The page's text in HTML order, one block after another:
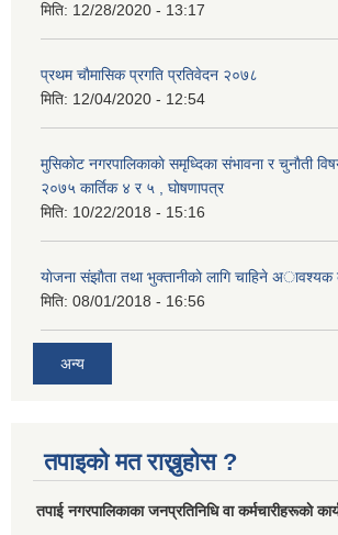
मिति: 12/28/2020 - 13:17
प्रथम चाैमासिक प्रगति प्रतिवेदन २०७८
मिति: 12/04/2020 - 12:54
मुसिकाेट नगरपालिकाकाे समृध्दिका संभावना र चुनाैती
२०७५ कार्तिक ४ र ५ , घाेषणापत्र
मिति: 10/22/2018 - 15:16
याेजना संझाैता तथा भुक्तानीकाे लागि चाहिने
मिति: 08/01/2018 - 16:56
अन्य
तपाइको मत राख्नुहोस ?
तपा‌ई नगरपालिकाका जनप्रतिनिधि वा कर्मचारीहरूकाे